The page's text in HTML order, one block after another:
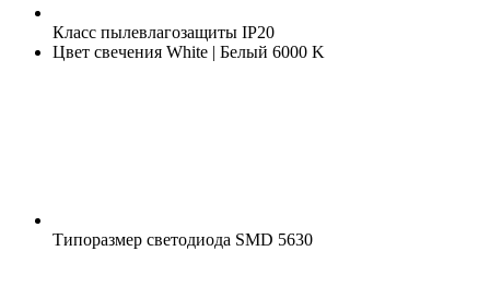
Класс пылевлагозащиты IP20
Цвет свечения White | Белый 6000 K
Типоразмер светодиода SMD 5630